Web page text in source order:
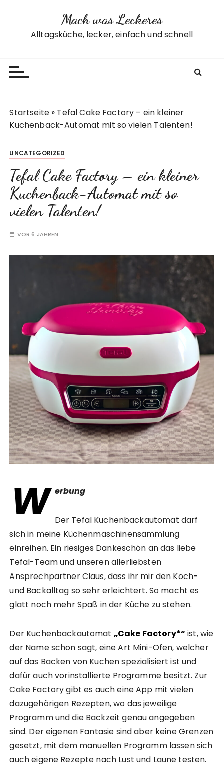
Mach was Leckeres
Alltagsküche, lecker, einfach und schnell
Startseite » Tefal Cake Factory – ein kleiner
Kuchenback-Automat mit so vielen Talenten!
UNCATEGORIZED
Tefal Cake Factory – ein kleiner
Kuchenback-Automat mit so
vielen Talenten!
VOR 6 JAHREN
W erbung
Der Tefal Kuchenbackautomat darf
sich in meine Küchenmaschinensammlung
einreihen. Ein riesiges Dankeschön an das liebe
Tefal-Team und unseren allerliebsten
Ansprechpartner Claus, dass ihr mir den Koch-
und Backalltag so sehr erleichtert. So macht es
glatt noch mehr Spaß in der Küche zu stehen.
Der Kuchenbackautomat „Cake Factory*“ ist, wie
der Name schon sagt, eine Art Mini-Ofen, welcher
auf das Backen von Kuchen spezialisiert ist und
dafür auch vorinstallierte Programme besitzt. Zur
Cake Factory gibt es auch eine App mit vielen
dazugehörigen Rezepten, wo das jeweilige
Programm und die Backzeit genau angegeben
sind. Der eigenen Fantasie sind aber keine Grenzen
gesetzt, mit dem manuellen Programm lassen sich
auch eigene Rezepte nach Lust und Laune testen.